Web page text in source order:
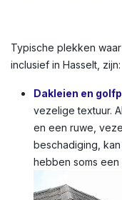
Typische plekken
inclusief in Hasselt, zijn:
Dakleien en
vezelige textuur.
en een ruwe,
beschadiging,
hebben soms een